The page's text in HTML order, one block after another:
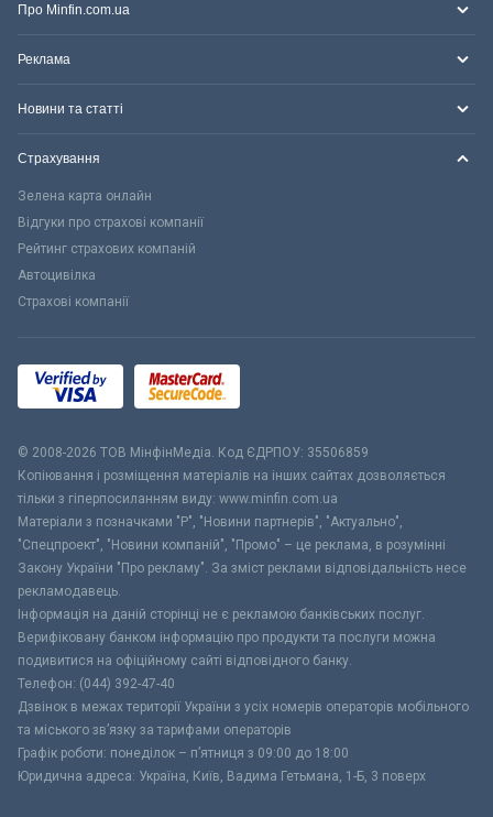
Про Minfin.com.ua
Реклама
Новини та статті
Страхування
Зелена карта онлайн
Відгуки про страхові компанії
Рейтинг страхових компаній
Автоцивілка
Страхові компанії
© 2008-2026 ТОВ МiнфiнМедiа. Код ЄДРПОУ: 35506859
Копіювання і розміщення матеріалів на інших сайтах дозволяється
тільки з гіперпосиланням виду: www.minfin.com.ua
Матеріали з позначками "Р", "Новини партнерів", "Актуально",
"Спецпроект", "Новини компаній", "Промо" – це реклама, в розумінні
Закону України "Про рекламу". За зміст реклами відповідальність несе
рекламодавець.
Інформація на даній сторінці не є рекламою банківських послуг.
Верифіковану банком інформацію про продукти та послуги можна
подивитися на офіційному сайті відповідного банку.
Телефон: (044) 392-47-40
Дзвінок в межах території України з усіх номерів операторів мобільного
та міського зв’язку за тарифами операторів
Графік роботи: понеділок – п’ятниця з 09:00 до 18:00
Юридична адреса: Україна, Київ, Вадима Гетьмана, 1-Б, 3 поверх